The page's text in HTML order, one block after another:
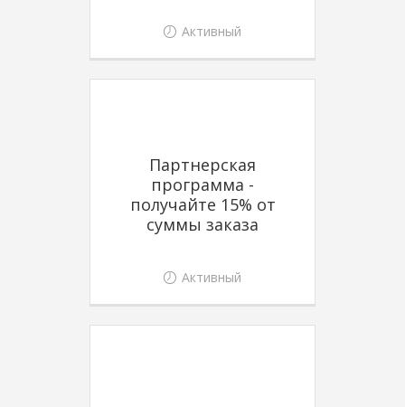
Активный
Партнерская
программа -
получайте 15% от
суммы заказа
Активный